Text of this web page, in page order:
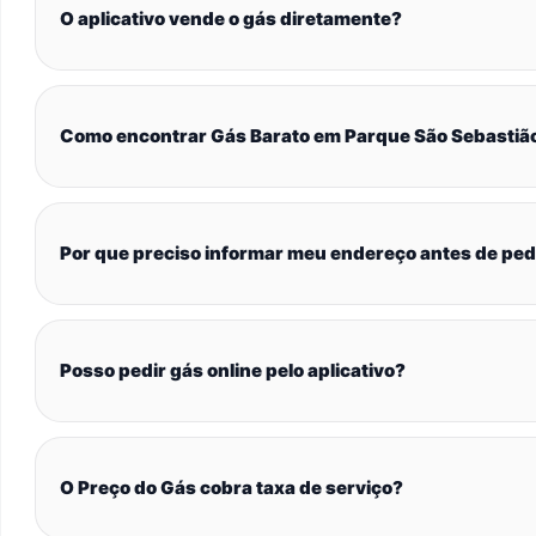
O aplicativo vende o gás diretamente?
Como encontrar Gás Barato em Parque São
Por que preciso informar meu endereço antes de
Posso pedir gás online pelo aplicativo?
O Preço do Gás cobra taxa de serviço?